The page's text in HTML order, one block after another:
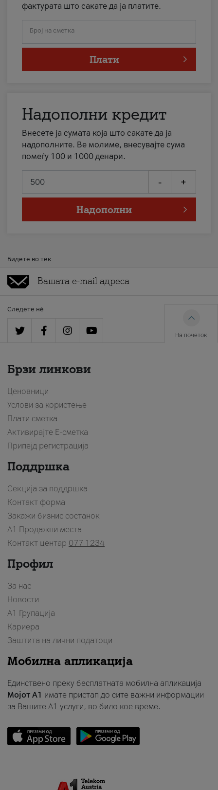
фактурата што сакате да ја платите.
Број на сметка
Плати
Надополни кредит
Внесете ја сумата која што сакате да ја
надополните. Ве молиме, внесувајте сума
помеѓу 100 и 1000 денари.
- +
Надополни
Бидете во тек
Следете нè
На почеток
Брзи линкови
Ценовници
Услови за користење
Плати сметка
Активирајте Е-сметка
Припејд регистрација
Поддршка
Секција за поддршка
Контакт форма
Закажи бизнис состанок
A1 Продажни места
Контакт центар 077 1234
Профил
За нас
Новости
А1 Групација
Кариера
Заштита на лични податоци
Мобилна апликација
Единствено преку бесплатната мобилна апликација
Мојот A1 имате пристап до сите важни информации
за Вашите A1 услуги, во било кое време.